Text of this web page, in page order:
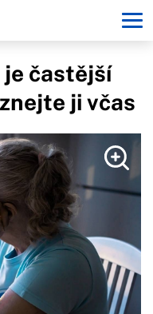
je častější
ji včas